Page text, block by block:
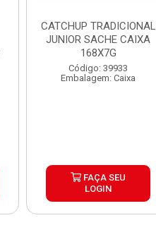
CATCHUP TRADICIONAL
JUNIOR SACHE CAIXA
168X7G
Código: 39933
Embalagem: Caixa
FAÇA SEU
LOGIN